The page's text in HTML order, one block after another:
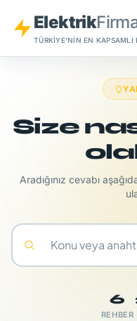
Elektrik
TÜRKIYE'NIN EN KAPSAMLI
Size
Aradığınız cevabı
6
REHBER